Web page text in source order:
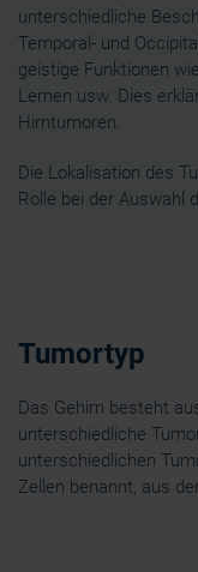
unterschiedliche
Temporal- und
geistige Funktionen
Lernen usw. Dies
Hirntumoren.
Die Lokalisation des
Rolle bei der Auswahl
Tumortyp
Das Gehirn besteht
unterschiedliche
unterschiedlichen
Zellen benannt, aus